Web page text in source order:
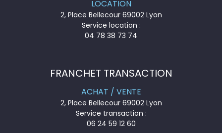
LOCATION
2, Place Bellecour 69002 Lyon
Service location :
04 78 38 73 74
FRANCHET TRANSACTION
ACHAT / VENTE
2, Place Bellecour 69002 Lyon
Service transaction :
06 24 59 12 60